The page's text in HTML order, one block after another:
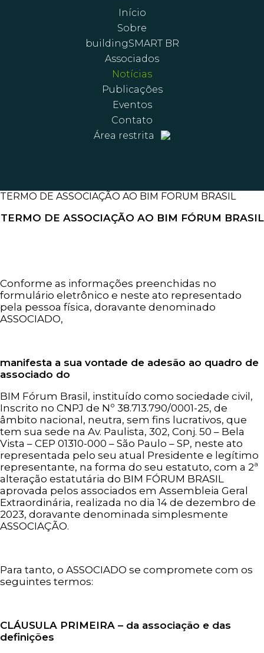
Início
Sobre
buildingSMART BR
Associados
Notícias
Publicações
Eventos
Contato
Área restrita
TERMO DE ASSOCIAÇÃO AO BIM FORUM BRASIL
TERMO DE ASSOCIAÇÃO AO BIM FÓRUM BRASIL
Conforme as informações preenchidas no
formulário eletrônico e neste ato representado
pela pessoa física, doravante denominado
ASSOCIADO,
manifesta a sua vontade de adesão ao quadro de
associado do
BIM Fórum Brasil, instituído como sociedade civil,
Inscrito no CNPJ de Nº 38.713.790/0001-25, de
âmbito nacional, neutra, sem fins lucrativos, que
tem sua sede na Av. Paulista, 302, Conj. 50 – Bela
Vista – CEP 01310-000 – São Paulo – SP, neste ato
representada pelo seu atual Presidente e legítimo
representante, na forma do seu estatuto, com a 2ª
alteração estatutária do BIM FÓRUM BRASIL
aprovada pelos associados em Assembleia Geral
Extraordinária, realizada no dia 14 de dezembro de
2023, doravante denominada simplesmente
ASSOCIAÇÃO.
Para tanto, o ASSOCIADO se compromete com os
seguintes termos:
CLÁUSULA PRIMEIRA – da associação e das
definições